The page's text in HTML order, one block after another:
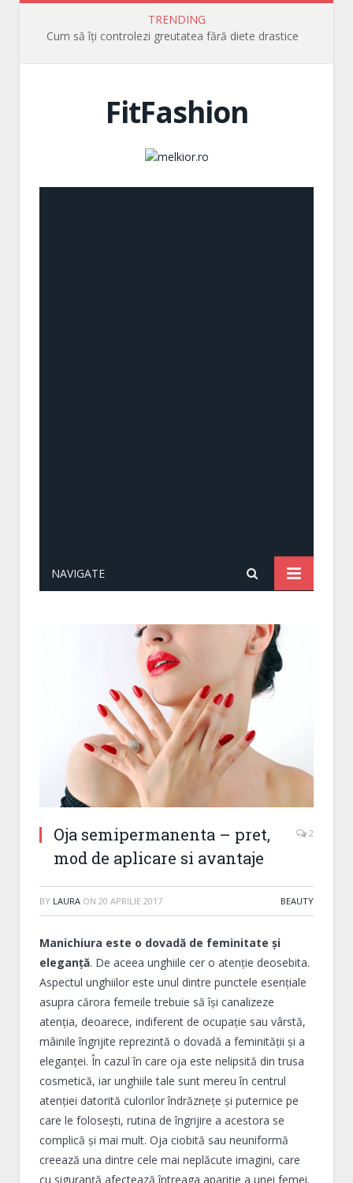
TRENDING
Cum să îți controlezi greutatea fără diete drastice
FitFashion
NAVIGATE
Oja semipermanenta – pret,
mod de aplicare si avantaje
2
BY LAURA ON 20 APRILIE 2017 BEAUTY
Manichiura este o dovadă de feminitate și
eleganță. De aceea unghiile cer o atenție deosebita.
Aspectul unghiilor este unul dintre punctele esențiale
asupra cărora femeile trebuie să își canalizeze
atenția, deoarece, indiferent de ocupație sau vârstă,
mâinile îngrijite reprezintă o dovadă a feminității și a
eleganței. În cazul în care oja este nelipsită din trusa
cosmetică, iar unghiile tale sunt mereu în centrul
atenției datorită culorilor îndrăznețe și puternice pe
care le folosești, rutina de îngrijire a acestora se
complică și mai mult. Oja ciobită sau neuniformă
creează una dintre cele mai neplăcute imagini, care
cu siguranță afectează întreaga apariție a unei femei.